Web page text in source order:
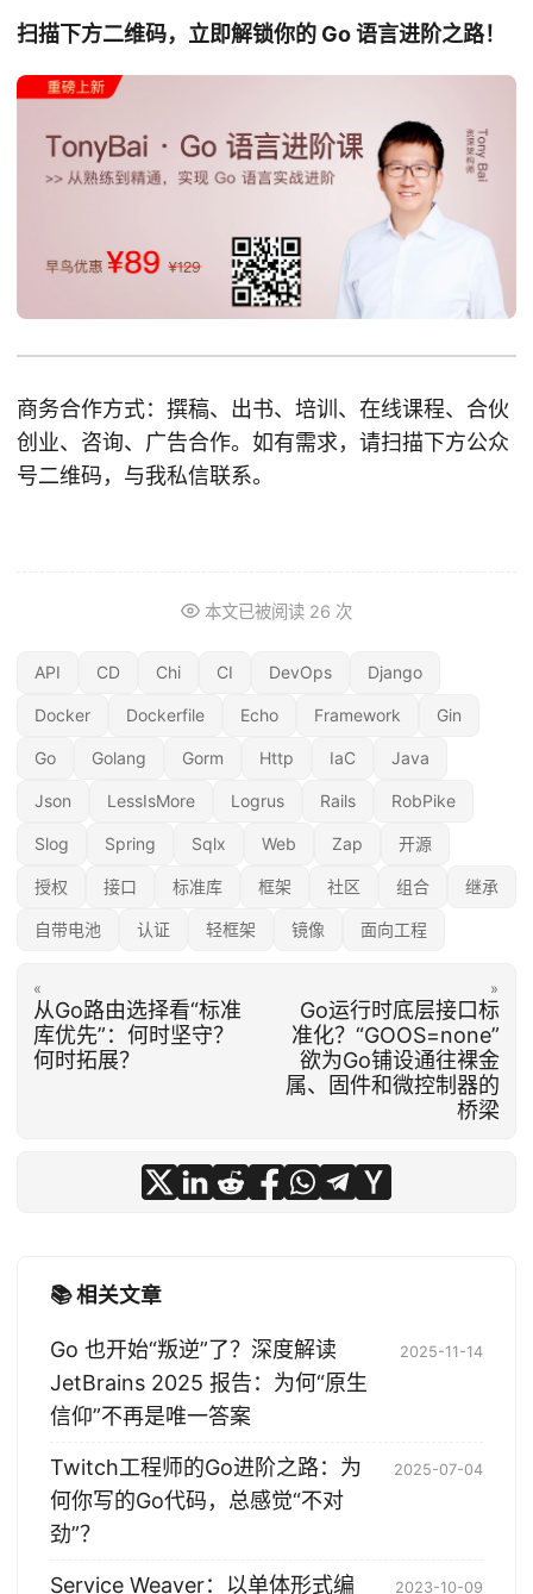
扫描下方二维码，立即解锁你的 Go 语言进阶之路！
商务合作方式：撰稿、出书、培训、在线课程、合伙
创业、咨询、广告合作。如有需求，请扫描下方公众
号二维码，与我私信联系。
API CD CI DevOps Django
Docker Dockerfile Echo Framework
Go Golang Gorm Http Java
Slog Spring Sqlx Zap 开源
授权 接口 社区 组合 继承
镜像 面向工程
从Go路由选择看“标准
库优先”：何时坚守？
Go运行时底层接口标
准化？“GOOS=none”
📚 相关文章
Go 也开始“叛逆”了？深度解读
信仰”不再是唯一答案